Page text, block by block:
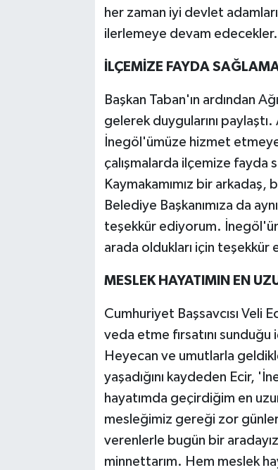
her zaman iyi devlet
ilerlemeye devam
İLÇEMİZE FAYDA
Başkan Taban'ın ardından
gelerek duygularını
İnegöl'ümüze hizmet
çalışmalarda ilçemize fayda
Kaymakamımız bir
Belediye Başkanımıza da
teşekkür ediyorum.
arada oldukları için
MESLEK HAYATIMIN EN
Cumhuriyet Başsavcısı Veli
veda etme fırsatını
Heyecan ve umutlarla
yaşadığını kaydeden Ecir,
hayatımda geçirdiğim en
mesleğimiz gereği zor
verenlerle bugün bir
minnettarım. Hem meslek